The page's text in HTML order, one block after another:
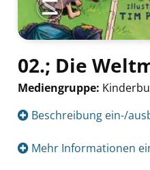
02.; Die
Mediengruppe:
Beschreibung ein-/
Mehr Informationen